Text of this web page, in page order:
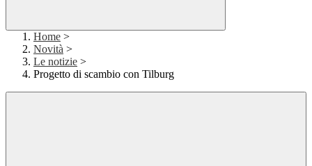
Home >
Novità >
Le notizie >
Progetto di scambio con Tilburg